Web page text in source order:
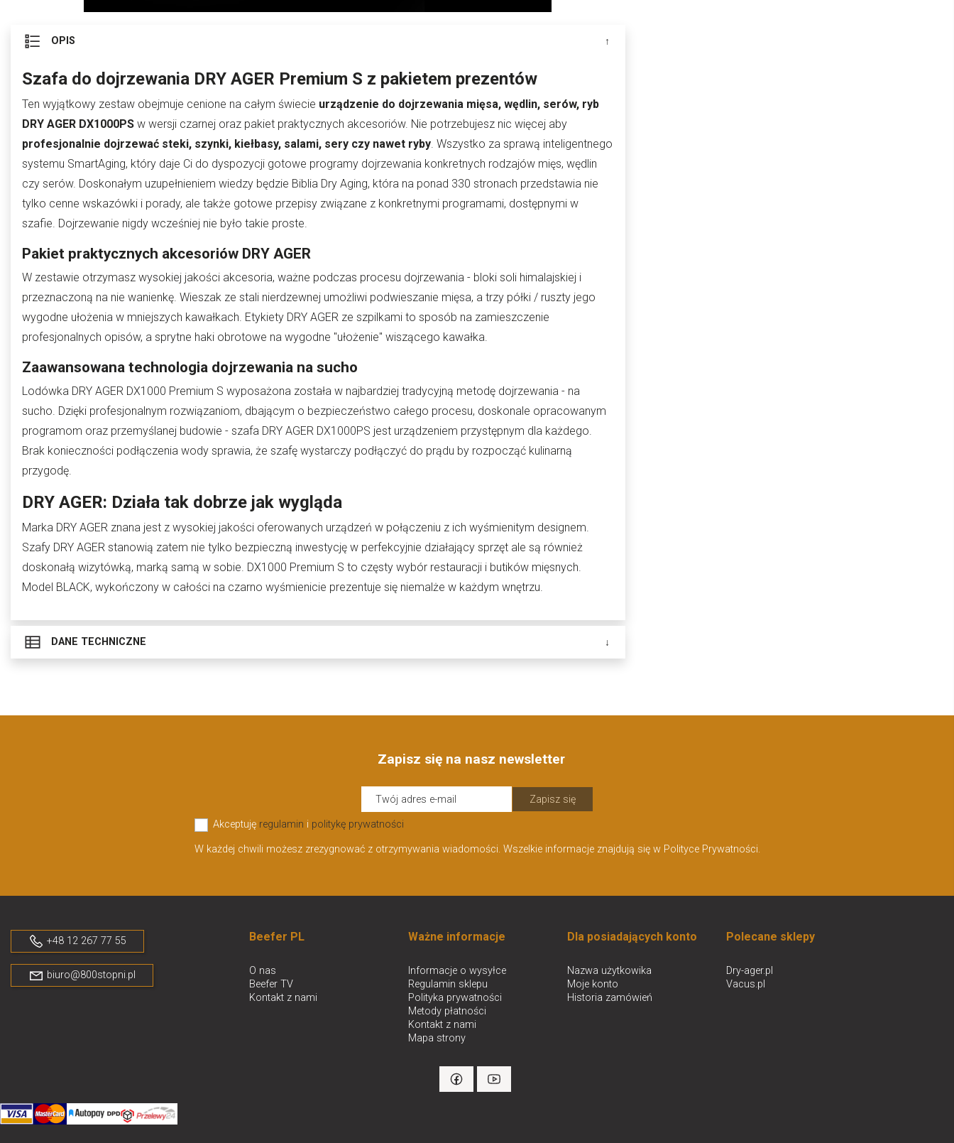
OPIS
Szafa do dojrzewania DRY AGER Premium S z pakietem prezentów
Ten wyjątkowy zestaw obejmuje cenione na całym świecie urządzenie do dojrzewania mięsa, wędlin, serów, ryb
DRY AGER DX1000PS w wersji czarnej oraz pakiet praktycznych akcesoriów. Nie potrzebujesz nic więcej aby
profesjonalnie dojrzewać steki, szynki, kiełbasy, salami, sery czy nawet ryby. Wszystko za sprawą inteligentnego
systemu SmartAging, który daje Ci do dyspozycji gotowe programy dojrzewania konkretnych rodzajów mięs, wędlin
czy serów. Doskonałym uzupełnieniem wiedzy będzie Biblia Dry Aging, która na ponad 330 stronach przedstawia nie
tylko cenne wskazówki i porady, ale także gotowe przepisy związane z konkretnymi programami, dostępnymi w
szafie. Dojrzewanie nigdy wcześniej nie było takie proste.
Pakiet praktycznych akcesoriów DRY AGER
W zestawie otrzymasz wysokiej jakości akcesoria, ważne podczas procesu dojrzewania - bloki soli himalajskiej i
przeznaczoną na nie wanienkę. Wieszak ze stali nierdzewnej umożliwi podwieszanie mięsa, a trzy półki / ruszty jego
wygodne ułożenia w mniejszych kawałkach. Etykiety DRY AGER ze szpilkami to sposób na zamieszczenie
profesjonalnych opisów, a sprytne haki obrotowe na wygodne "ułożenie" wiszącego kawałka.
Zaawansowana technologia dojrzewania na sucho
Lodówka DRY AGER DX1000 Premium S wyposażona została w najbardziej tradycyjną metodę dojrzewania - na
sucho. Dzięki profesjonalnym rozwiązaniom, dbającym o bezpieczeństwo całego procesu, doskonale opracowanym
programom oraz przemyślanej budowie - szafa DRY AGER DX1000PS jest urządzeniem przystępnym dla każdego.
Brak konieczności podłączenia wody sprawia, że szafę wystarczy podłączyć do prądu by rozpocząć kulinarną
przygodę.
DRY AGER: Działa tak dobrze jak wygląda
Marka DRY AGER znana jest z wysokiej jakości oferowanych urządzeń w połączeniu z ich wyśmienitym designem.
Szafy DRY AGER stanowią zatem nie tylko bezpieczną inwestycję w perfekcyjnie działający sprzęt ale są również
doskonałą wizytówką, marką samą w sobie. DX1000 Premium S to częsty wybór restauracji i butików mięsnych.
Model BLACK, wykończony w całości na czarno wyśmienicie prezentuje się niemalże w każdym wnętrzu.
DANE TECHNICZNE
Zapisz się na nasz newsletter
Zapisz się
Akceptuję regulamin i politykę prywatności
W każdej chwili możesz zrezygnować z otrzymywania wiadomości. Wszelkie informacje znajdują się w Polityce Prywatności.
+48 12 267 77 55
biuro@800stopni.pl
Beefer PL
O nas
Beefer TV
Kontakt z nami
Ważne informacje
Informacje o wysyłce
Regulamin sklepu
Polityka prywatności
Metody płatności
Kontakt z nami
Mapa strony
Dla posiadających konto
Nazwa użytkowika
Moje konto
Historia zamówień
Polecane sklepy
Dry-ager.pl
Vacus.pl